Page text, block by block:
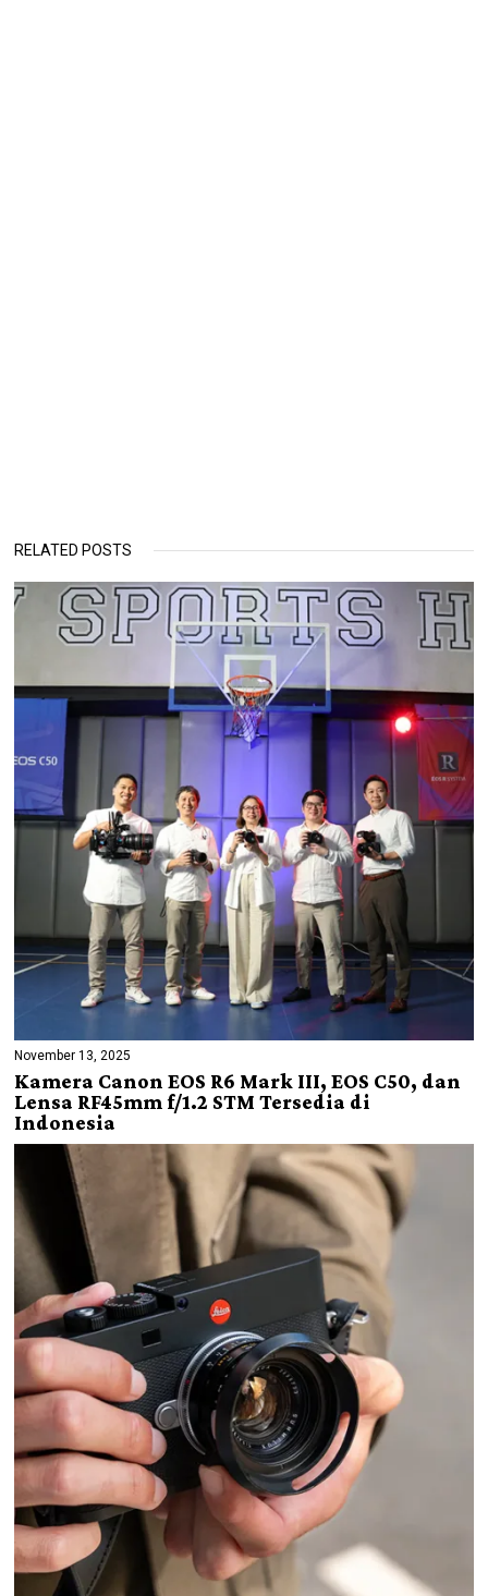
RELATED POSTS
November 13, 2025
Kamera Canon EOS R6 Mark III, EOS C50, dan
Lensa RF45mm f/1.2 STM Tersedia di
Indonesia